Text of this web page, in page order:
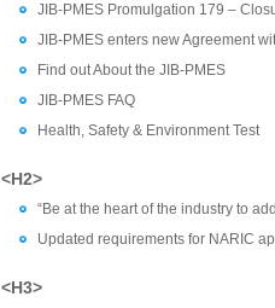
JIB-PMES Promulgation 179 –
JIB-PMES enters new Agreement
Find out About the JIB-PMES
JIB-PMES FAQ
Health, Safety & Environment Test
<H2>
“Be at the heart of the industry to
Updated requirements for NARIC
<H3>